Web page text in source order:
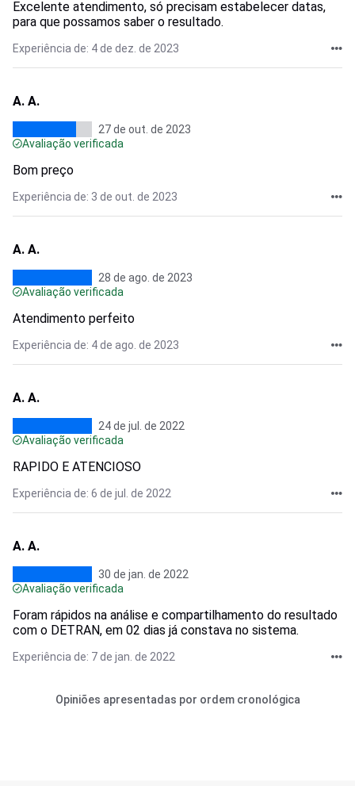
Excelente atendimento, só precisam estabelecer datas,
para que possamos saber o resultado.
Experiência de: 4 de dez. de 2023
A. A.
27 de out. de 2023
Avaliação verificada
Bom preço
Experiência de: 3 de out. de 2023
A. A.
28 de ago. de 2023
Avaliação verificada
Atendimento perfeito
Experiência de: 4 de ago. de 2023
A. A.
24 de jul. de 2022
Avaliação verificada
RAPIDO E ATENCIOSO
Experiência de: 6 de jul. de 2022
A. A.
30 de jan. de 2022
Avaliação verificada
Foram rápidos na análise e compartilhamento do resultado
com o DETRAN, em 02 dias já constava no sistema.
Experiência de: 7 de jan. de 2022
Opiniões apresentadas por ordem cronológica